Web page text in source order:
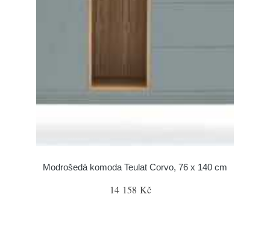
Modrošedá komoda Teulat Corvo, 76 x 140 cm
14 158 Kč